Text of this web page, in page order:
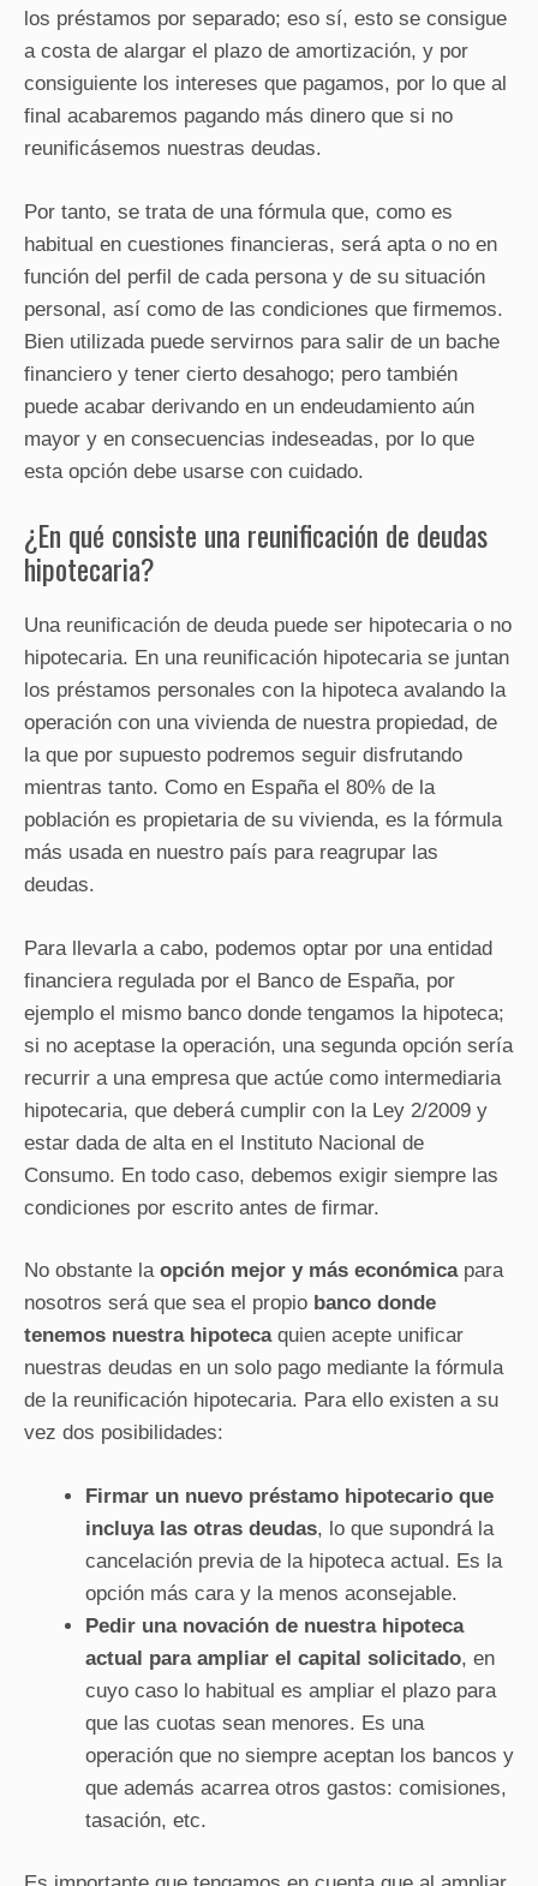
los préstamos por separado; eso sí, esto se consigue
a costa de alargar el plazo de amortización, y por
consiguiente los intereses que pagamos, por lo que al
final acabaremos pagando más dinero que si no
reunificásemos nuestras deudas.
Por tanto, se trata de una fórmula que, como es
habitual en cuestiones financieras, será apta o no en
función del perfil de cada persona y de su situación
personal, así como de las condiciones que firmemos.
Bien utilizada puede servirnos para salir de un bache
financiero y tener cierto desahogo; pero también
puede acabar derivando en un endeudamiento aún
mayor y en consecuencias indeseadas, por lo que
esta opción debe usarse con cuidado.
¿En qué consiste una reunificación de deudas
hipotecaria?
Una reunificación de deuda puede ser hipotecaria o no
hipotecaria. En una reunificación hipotecaria se juntan
los préstamos personales con la hipoteca avalando la
operación con una vivienda de nuestra propiedad, de
la que por supuesto podremos seguir disfrutando
mientras tanto. Como en España el 80% de la
población es propietaria de su vivienda, es la fórmula
más usada en nuestro país para reagrupar las
deudas.
Para llevarla a cabo, podemos optar por una entidad
financiera regulada por el Banco de España, por
ejemplo el mismo banco donde tengamos la hipoteca;
si no aceptase la operación, una segunda opción sería
recurrir a una empresa que actúe como intermediaria
hipotecaria, que deberá cumplir con la Ley 2/2009 y
estar dada de alta en el Instituto Nacional de
Consumo. En todo caso, debemos exigir siempre las
condiciones por escrito antes de firmar.
No obstante la opción mejor y más económica para
nosotros será que sea el propio banco donde
tenemos nuestra hipotecaquien acepte unificar
nuestras deudas en un solo pago mediante la fórmula
de la reunificación hipotecaria. Para ello existen a su
vez dos posibilidades:
Firmar un nuevo préstamo hipotecario que
incluya las otras deudas, lo que supondrá la
cancelación previa de la hipoteca actual. Es la
opción más cara y la menos aconsejable.
Pedir una novación de nuestra hipoteca
actual para ampliar el capital solicitado, en
cuyo caso lo habitual es ampliar el plazo para
que las cuotas sean menores. Es una
operación que no siempre aceptan los bancos y
que además acarrea otros gastos: comisiones,
tasación, etc.